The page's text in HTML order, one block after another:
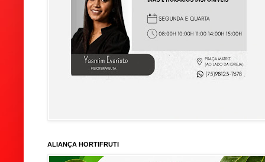
ALIANÇA HORTIFRUTI